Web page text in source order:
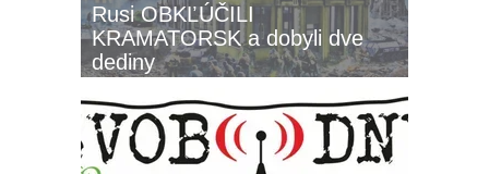
Rusi OBKĽÚČILI
KRAMATORSK a dobyli dve
dediny